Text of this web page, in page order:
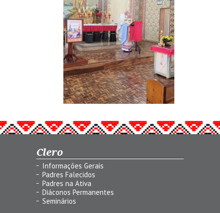
Clero
Informações Gerais
Padres Falecidos
Padres na Ativa
Diáconos Permanentes
Seminários